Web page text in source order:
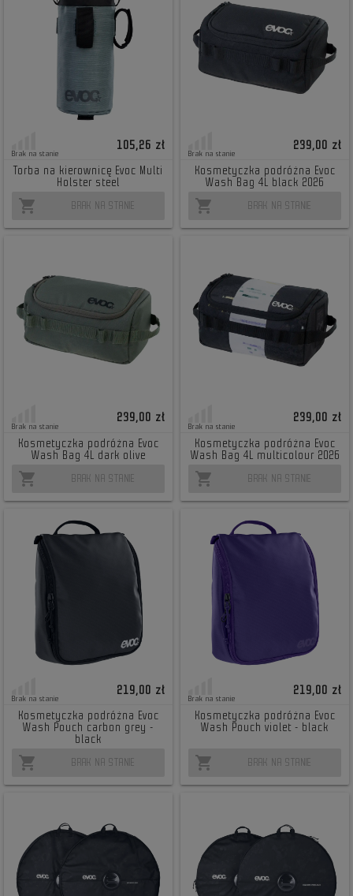
Brak na stanie
105,26 zł
Torba na kierownicę Evoc Multi
Holster steel
shopping_cart BRAK NA STANIE
Brak na stanie
239,00 zł
Kosmetyczka podróżna Evoc
Wash Bag 4L black 2026
shopping_cart BRAK NA STANIE
Brak na stanie
239,00 zł
Kosmetyczka podróżna Evoc
Wash Bag 4L dark olive
shopping_cart BRAK NA STANIE
Brak na stanie
239,00 zł
Kosmetyczka podróżna Evoc
Wash Bag 4L multicolour 2026
shopping_cart BRAK NA STANIE
Brak na stanie
219,00 zł
Kosmetyczka podróżna Evoc
Wash Pouch carbon grey -
black
shopping_cart BRAK NA STANIE
Brak na stanie
219,00 zł
Kosmetyczka podróżna Evoc
Wash Pouch violet - black
shopping_cart BRAK NA STANIE